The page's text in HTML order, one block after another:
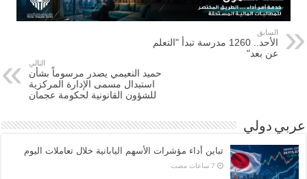
السابق
الأحد.. 1260 مدرسة تبدأ "التعلم
عن بعد"
التالي
حميد النعيمي يصدر مرسوماً بشأن
استبدال مسمى الإدارة المركزية
للشؤون القانونية لحكومة عجمان
عربي دولي
تباين أداء مؤشرات الأسهم اليابانية خلال تعاملات اليوم